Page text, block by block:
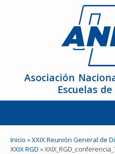
Asociación
Escuelas
La ANFEI
Inicio »XXIX Reunión General de
XXIX RGD »